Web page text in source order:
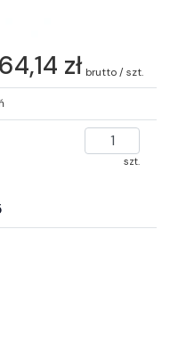
64,14 zł brutto / szt.
szt.